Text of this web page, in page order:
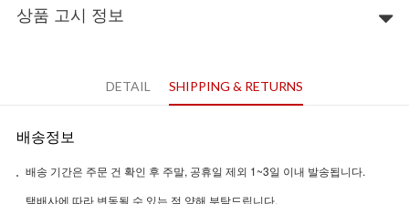
상품 고시 정보
DETAIL SHIPPING & RETURNS
배송정보
배송 기간은 주문 건 확인 후 주말, 공휴일 제외 1~3일 이내 발송됩니다.
택배사에 따라 변동될 수 있는 점 양해 부탁드립니다.